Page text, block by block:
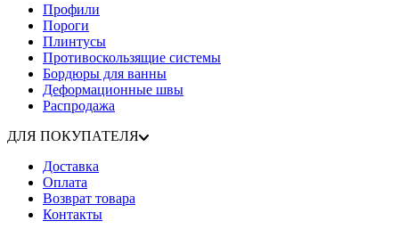
Профили
Пороги
Плинтусы
Противоскользящие системы
Бордюры для ванны
Деформационные швы
Распродажа
ДЛЯ ПОКУПАТЕЛЯ
Доставка
Оплата
Возврат товара
Контакты